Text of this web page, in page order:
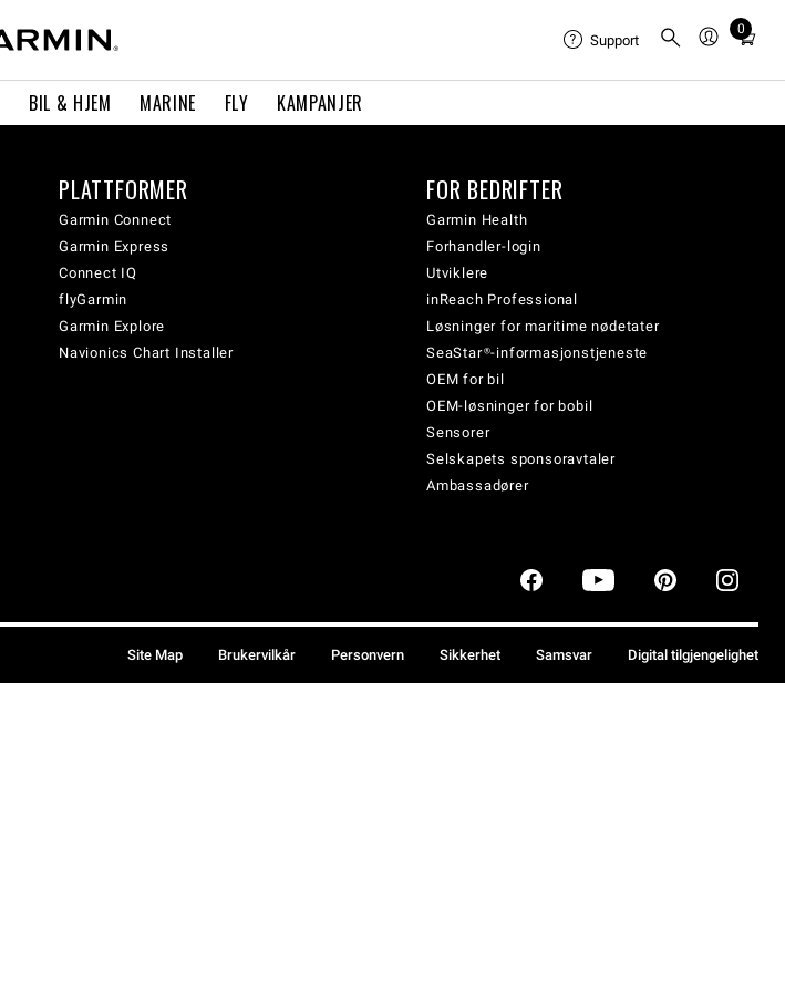
BIL & HJEM MARINE FLY KAMPANJER
Support
0
Total
cart:
PLATTFORMER
Garmin Connect
Garmin Express
Connect IQ
flyGarmin
Garmin Explore
Navionics Chart Installer
FOR BEDRIFTER
Garmin Health
Forhandler-login
Utviklere
inReach Professional
Løsninger for maritime nødetater
SeaStar®-informasjonstjeneste
OEM for bil
OEM-løsninger for bobil
Sensorer
Selskapets sponsoravtaler
Ambassadører
Site Map Brukervilkår Personvern Sikkerhet Samsvar Digital tilgjengelighet